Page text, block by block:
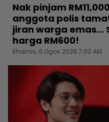
Nak pinjam
anggota polis
jiran warga emas...
harga RM600!
Khamis, 6 Ogos 2026 7:00 AM